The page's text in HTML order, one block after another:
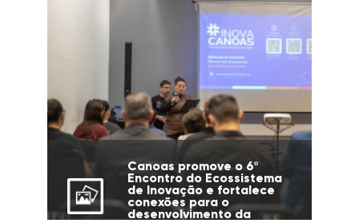
Canoas promove o 6º
Encontro do Ecossistema
de Inovação e fortalece
conexões para o
desenvolvimento da